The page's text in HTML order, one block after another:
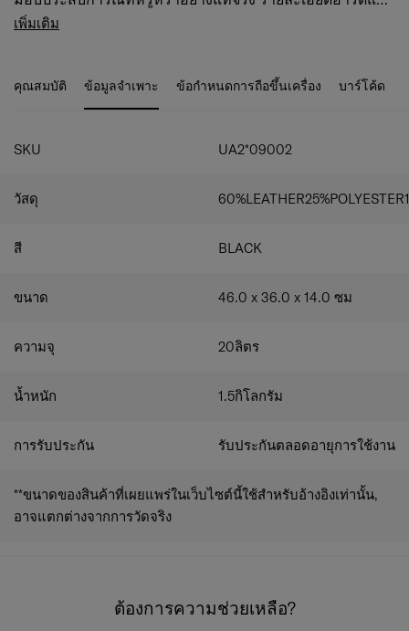
สุดไอคอนิก เช่น โลโก้ลายหมุนใหม่ ตัวรูด ตอกหมุดด้านล่าง
และที่จับโลหะด้านบน ช่วยเพิ่มเสน่ห์และความโดดเด่น ยิ่งไป
สไตล์ที่ออกแบบมาโดยเฉพาะ เพื่อให้เข้ากับจังหวะชีวิตที่
รวดเร็วของนักเดินทางธุรกิจยุคใหม่
การจัดระเบียบภายในที่ครบครัน
ช่องหลักด้านหน้ามาพร้อมที่ใส่เอกสาร
กระเป๋าแบ่ง 2 ช่อง และที่ใส่ปากกา 2 อัน
ช่องใส่แล็ปท็อป มีช่องใส่แล็ปท็อปขนาด15.6 นิ้วในช่อง
ด้านหลัง
ขนาดเล็กให้หยิบใช้ได้สะดวก
Smart Sleeve สามารถติดกระเป๋าเป้เข้ากับกระเป๋าเดิน
เพิ่มเติม
คุณสมบัติ ข้อมูลจำเพาะ ข้อกำหนดการถือขึ้นเครื่อง บาร์โค้ด
SKU UA2*09002
วัสดุ
สี BLACK
ขนาด 46.0 x 36.0 x 14.0 ซม
ความจุ 20ลิตร
น้ำหนัก 1.5กิโลกรัม
การรับประกัน รับประกันตลอดอายุการใช้งาน
**ขนาดของสินค้าที่เผยแพร่ในเว็บไซต์นี้ใช้สำหรับอ้างอิงเท่านั้น,
อาจแตกต่างจากการวัดจริง
ต้องการความช่วยเหลือ?